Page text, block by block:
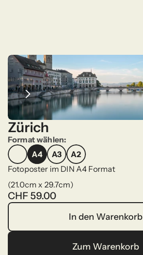
Zürich
Format wählen:
A4
A4
A3
A3
A2
A2
Fotoposter im DIN A4 Format
(21.0cm x 29.7cm)
CHF 59.00
In den Warenkorb
In den Warenkorb
Zum Warenkorb